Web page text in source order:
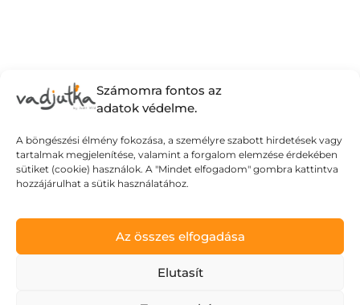
Számomra fontos az
adatok védelme.
A böngészési élmény fokozása, a személyre szabott hirdetések vagy
tartalmak megjelenítése, valamint a forgalom elemzése érdekében
sütiket (cookie) használok. A "Mindet elfogadom" gombra kattintva
hozzájárulhat a sütik használatához.
Az összes elfogadása
Elutasít